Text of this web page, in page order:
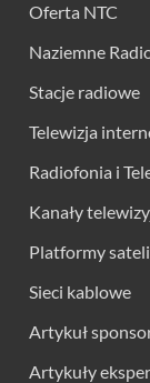
Oferta NTC
Naziemne
Stacje radiowe
Telewizja
Radiofonia i
Kanały
Platformy
Sieci kablowe
Artykuł
Artykuły